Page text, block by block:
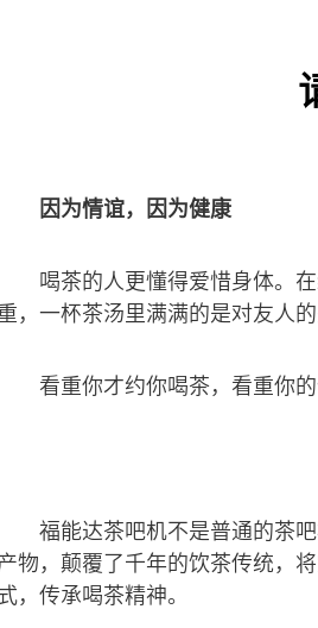
因为情谊，因为健康
喝茶的人更懂得爱惜身体。
，一杯茶汤里满满的是对友人的
看重你才约你喝茶，看重你
福能达茶吧机不是普通的茶
物，颠覆了千年的饮茶传统，
，传承喝茶精神。